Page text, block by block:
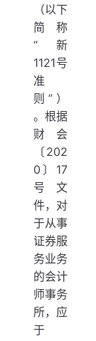
（以下
简称
“新
1121号
准
则”）
。根据
财会
〔202
0〕17
号文
件，对
于从事
证券服
务业务
的会计
师事务
所，应
于